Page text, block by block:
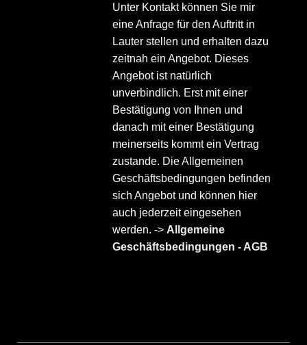
Unter Kontakt können Sie mir
eine Anfrage für den Auftritt in
Lauter stellen und erhalten dazu
zeitnah ein Angebot. Dieses
Angebot ist natürlich
unverbindlich. Erst mit einer
Bestätigung von Ihnen und
danach mit einer Bestätigung
meinerseits kommt ein Vertrag
zustande. Die Allgemeinen
Geschäftsbedingungen befinden
sich Angebot und können hier
auch jederzeit eingesehen
werden. ->Allgemeine
Geschäftsbedingungen - AGB